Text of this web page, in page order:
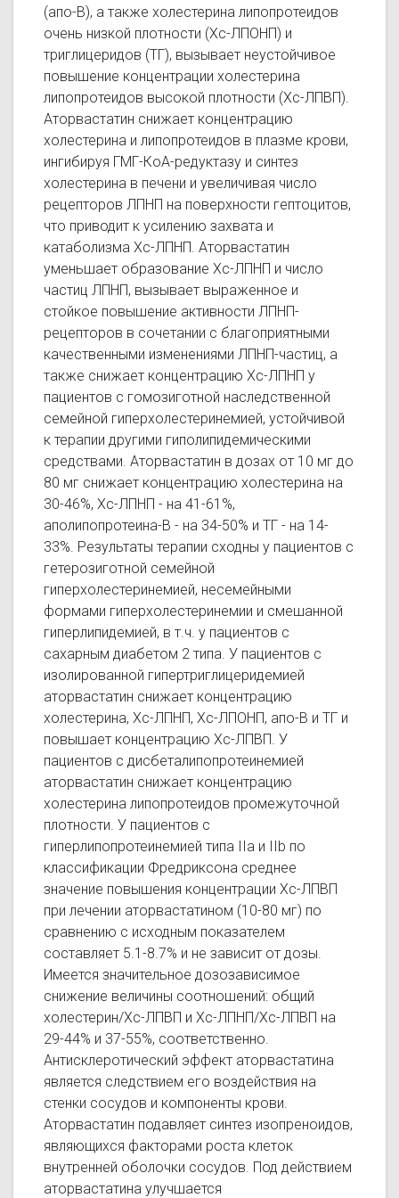
(апо-В), а также холестерина липопротеидов
очень низкой плотности (Хс-ЛПОНП) и
триглицеридов (ТГ), вызывает неустойчивое
повышение концентрации холестерина
липопротеидов высокой плотности (Хс-ЛПВП).
Аторвастатин снижает концентрацию
холестерина и липопротеидов в плазме крови,
ингибируя ГМГ-КоА-редуктазу и синтез
холестерина в печени и увеличивая число
рецепторов ЛПНП на поверхности гептоцитов,
что приводит к усилению захвата и
катаболизма Хс-ЛПНП. Аторвастатин
уменьшает образование Хс-ЛПНП и число
частиц ЛПНП, вызывает выраженное и
стойкое повышение активности ЛПНП-
рецепторов в сочетании с благоприятными
качественными изменениями ЛПНП-частиц, а
также снижает концентрацию Хс-ЛПНП у
пациентов с гомозиготной наследственной
семейной гиперхолестеринемией, устойчивой
к терапии другими гиполипидемическими
средствами. Аторвастатин в дозах от 10 мг до
80 мг снижает концентрацию холестерина на
30-46%, Хс-ЛПНП - на 41-61%,
аполипопротеина-В - на 34-50% и ТГ - на 14-
33%. Результаты терапии сходны у пациентов с
гетерозиготной семейной
гиперхолестеринемией, несемейными
формами гиперхолестеринемии и смешанной
гиперлипидемией, в т.ч. у пациентов с
сахарным диабетом 2 типа. У пациентов с
изолированной гипертриглицеридемией
аторвастатин снижает концентрацию
холестерина, Хс-ЛПНП, Хс-ЛПОНП, апо-В и ТГ и
повышает концентрацию Хс-ЛПВП. У
пациентов с дисбеталипопротеинемией
аторвастатин снижает концентрацию
холестерина липопротеидов промежуточной
плотности. У пациентов с
гиперлипопротеинемией типа IIа и IIb по
классификации Фредриксона среднее
значение повышения концентрации Хс-ЛПВП
при лечении аторвастатином (10-80 мг) по
сравнению с исходным показателем
составляет 5.1-8.7% и не зависит от дозы.
Имеется значительное дозозависимое
снижение величины соотношений: общий
холестерин/Хс-ЛПВП и Хс-ЛПНП/Хс-ЛПВП на
29-44% и 37-55%, соответственно.
Антисклеротический эффект аторвастатина
является следствием его воздействия на
стенки сосудов и компоненты крови.
Аторвастатин подавляет синтез изопреноидов,
являющихся факторами роста клеток
внутренней оболочки сосудов. Под действием
аторвастатина улучшается